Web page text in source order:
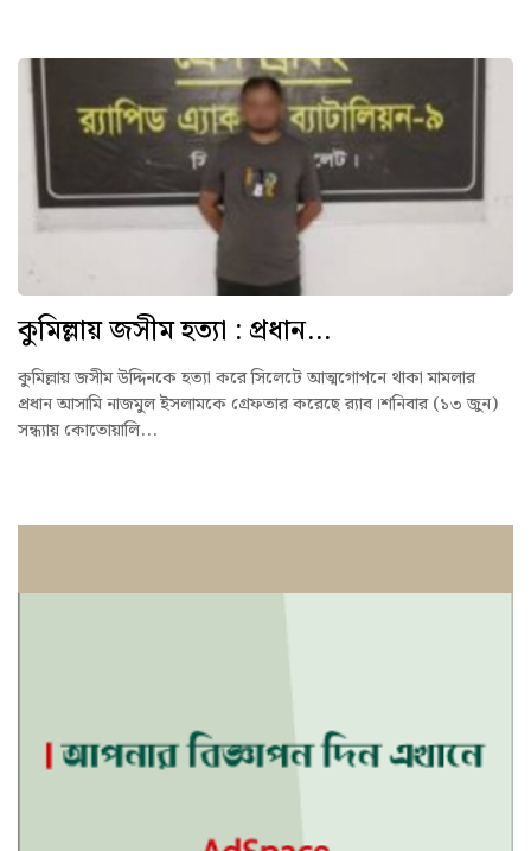
কুমিল্লায় জসীম হত্যা : প্রধান...
কুমিল্লায় জসীম উদ্দিনকে হত্যা করে সিলেটে আত্মগোপনে থাকা মামলার
প্রধান আসামি নাজমুল ইসলামকে গ্রেফতার করেছে র‌্যাব।শনিবার (১৩ জুন)
সন্ধ্যায় কোতোয়ালি...